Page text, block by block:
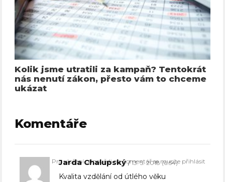
Kolik jsme utratili za kampaň? Tentokrát
nás nenutí zákon, přesto vám to chceme
ukázat
Komentáře
Jarda Chalupský 13. 5. 2018 (6:54)
Kvalita vzdělání od útlého věku
Pro vložení odpovědi na komentář se musíte přihlásit